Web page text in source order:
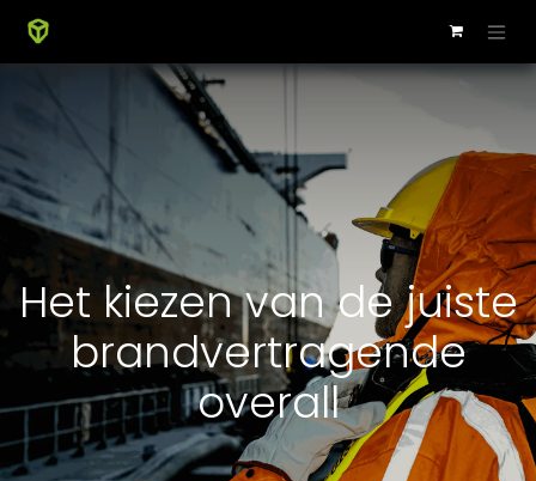
Het kiezen van de juiste
brandvertragende
overall